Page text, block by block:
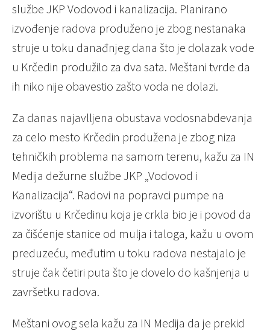
službe JKP Vodovod i kanalizacija. Planirano
izvođenje radova produženo je zbog nestanaka
struje u toku danađnjeg dana što je dolazak vode
u Krčedin produžilo za dva sata. Meštani tvrde da
ih niko nije obavestio zašto voda ne dolazi.
Za danas najavlljena obustava vodosnabdevanja
za celo mesto Krčedin produžena je zbog niza
tehničkih problema na samom terenu, kažu za IN
Medija dežurne službe JKP „Vodovod i
Kanalizacija“. Radovi na popravci pumpe na
izvorištu u Krčedinu koja je crkla bio je i povod da
za čišćenje stanice od mulja i taloga, kažu u ovom
preduzeću, međutim u toku radova nestajalo je
struje čak četiri puta što je dovelo do kašnjenja u
završetku radova.
Meštani ovog sela kažu za IN Medija da je prekid